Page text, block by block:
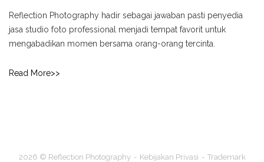
Reflection Photography hadir sebagai jawaban pasti penyedia
jasa studio foto professional menjadi tempat favorit untuk
mengabadikan momen bersama orang-orang tercinta.
Read More>>
2026 © Reflection Photography Kebijakan Privasi
Trademark